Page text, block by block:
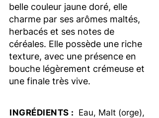
belle couleur jaune doré, elle
charme par ses arômes maltés,
herbacés et ses notes de
céréales. Elle possède une riche
texture, avec une présence en
bouche légèrement crémeuse et
une finale très vive.
INGRÉDIENTS : Eau, Malt (orge),